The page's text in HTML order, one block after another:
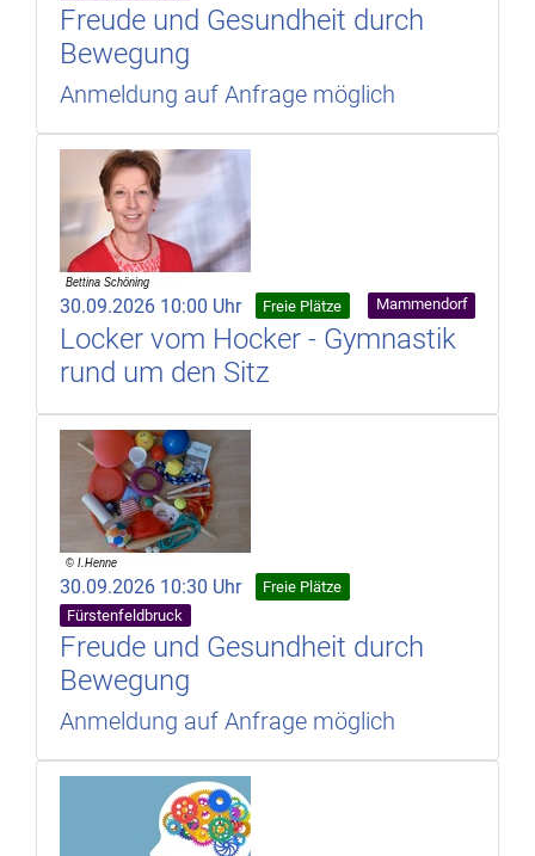
Freude und Gesundheit durch
Bewegung
Anmeldung auf Anfrage möglich
30.09.2026 10:00 Uhr Freie Plätze Mammendorf
Locker vom Hocker - Gymnastik
rund um den Sitz
30.09.2026 10:30 Uhr
Freie Plätze
Fürstenfeldbruck
Freude und Gesundheit durch
Bewegung
Anmeldung auf Anfrage möglich